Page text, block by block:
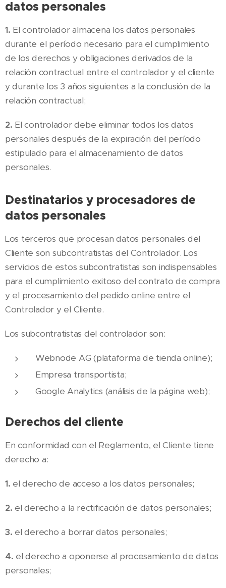
datos personales
1. El controlador almacena los datos personales
durante el período necesario para el cumplimiento
de los derechos y obligaciones derivados de la
relación contractual entre el controlador y el cliente
y durante los 3 años siguientes a la conclusión de la
relación contractual;
2. El controlador debe eliminar todos los datos
personales después de la expiración del período
estipulado para el almacenamiento de datos
personales.
Destinatarios y procesadores de
datos personales
Los terceros que procesan datos personales del
Cliente son subcontratistas del Controlador. Los
servicios de estos subcontratistas son indispensables
para el cumplimiento exitoso del contrato de compra
y el procesamiento del pedido online entre el
Controlador y el Cliente.
Los subcontratistas del controlador son:
Webnode AG (plataforma de tienda online);
Empresa transportista;
Google Analytics (análisis de la página web);
Derechos del cliente
En conformidad con el Reglamento, el Cliente tiene
derecho a:
1. el derecho de acceso a los datos personales;
2. el derecho a la rectificación de datos personales;
3. el derecho a borrar datos personales;
4. el derecho a oponerse al procesamiento de datos
personales;